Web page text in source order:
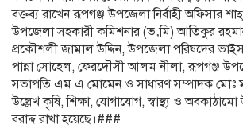
বক্তব্য রাখেন রূপগঞ্জ উপজেলা নির্বাহী অফিসার
উপজেলা সহকারী কমিশনার (ভ‚মি) আতিকুর
প্রকৌশলী জামাল উদ্দিন, উপজেলা পরিষদের ভাইস
পান্না সোহেল, ফেরদৌসী আলম নীলা, রূপগঞ্জ
সভাপতি এম এ মোমেন ও সাধারণ সম্পাদক মোঃ
উল্লেখ কৃষি, শিক্ষা, যোগাযোগ, স্বাস্থ্য ও
বরাদ্দ রাখা হয়েছে।###